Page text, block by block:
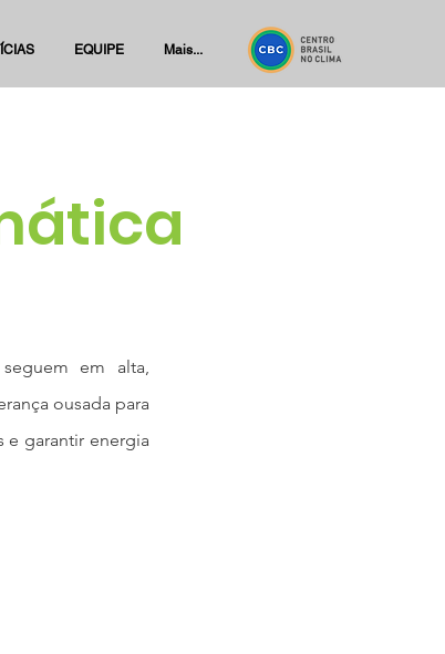
EQUIPE Mais...
em alta,
ousada para
e garantir energia